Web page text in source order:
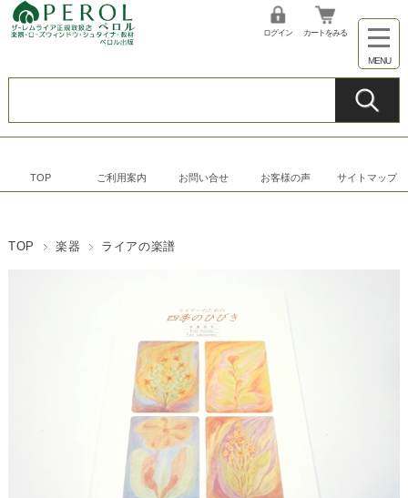
ログイン カートをみる
TOP ご利用案内 お問い合せ お客様の声 サイトマップ
TOP 楽器 ライアの楽譜